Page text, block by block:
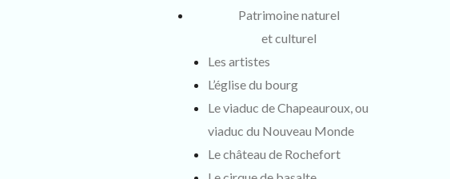
Patrimoine naturel
et culturel
Les artistes
L’église du bourg
Le viaduc de Chapeauroux, ou
viaduc du Nouveau Monde
Le château de Rochefort